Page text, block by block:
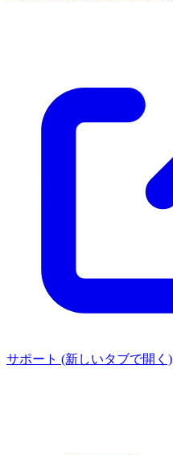
サポート (新しいタブで開く)